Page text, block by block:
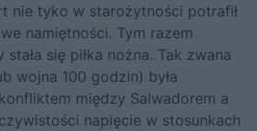
nie tyko w starożytności potrafił
namiętności. Tym razem
się piłka nożna. Tak zwana
wojna 100 godzin) była
między Salwadorem a
napięcie w stosunkach